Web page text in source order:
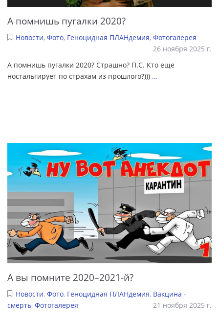
А помнишь пугалки 2020?
Новости, Фото, Геноцидная ПЛАНдемия, Фотогалерея
26 ноября 2025 г.
А помнишь пугалки 2020? Страшно? П.С. Кто еще
ностальгирует по страхам из прошлого?))) ...
А вы помните 2020–2021-й?
Новости, Фото, Геноцидная ПЛАНдемия, Вакцина -
смерть, Фотогалерея 21 ноября 2025 г.